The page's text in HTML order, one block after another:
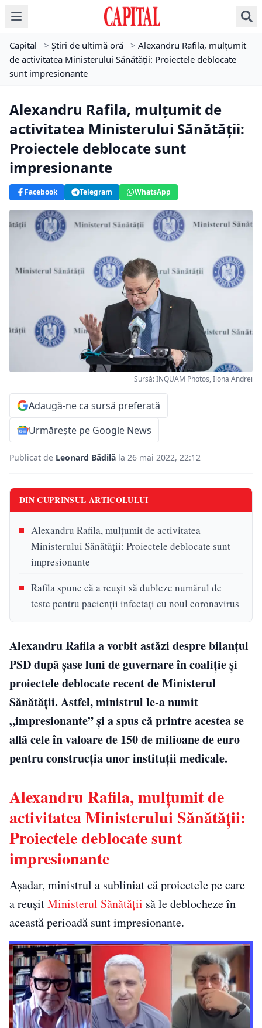
Capital > Știri de ultimă oră > Alexandru Rafila, mulțumit
de activitatea Ministerului Sănătății: Proiectele deblocate
sunt impresionante
Alexandru Rafila, mulțumit de
activitatea Ministerului Sănătății:
Proiectele deblocate sunt
impresionante
Facebook Telegram WhatsApp
Sursă: INQUAM Photos, Ilona Andrei
Adaugă-ne ca sursă preferată
Urmărește pe Google News
Publicat de Leonard Bădilă la 26 mai 2022, 22:12
DIN CUPRINSUL ARTICOLULUI
Alexandru Rafila, mulțumit de activitatea
Ministerului Sănătății: Proiectele deblocate sunt
impresionante
Rafila spune că a reușit să dubleze numărul de
teste pentru pacienţii infectaţi cu noul coronavirus
Alexandru Rafila a vorbit astăzi despre bilanțul
PSD după șase luni de guvernare în coaliție și
proiectele deblocate recent de Ministerul
Sănătății. Astfel, ministrul le-a numit
„impresionante” și a spus că printre acestea se
află cele în valoare de 150 de milioane de euro
pentru construcția unor instituții medicale.
Alexandru Rafila, mulțumit de
activitatea Ministerului Sănătății:
Proiectele deblocate sunt
impresionante
Așadar, ministrul a subliniat că proiectele pe care
a reușitMinisterul Sănătăţii să le deblocheze în
această perioadă sunt impresionante.